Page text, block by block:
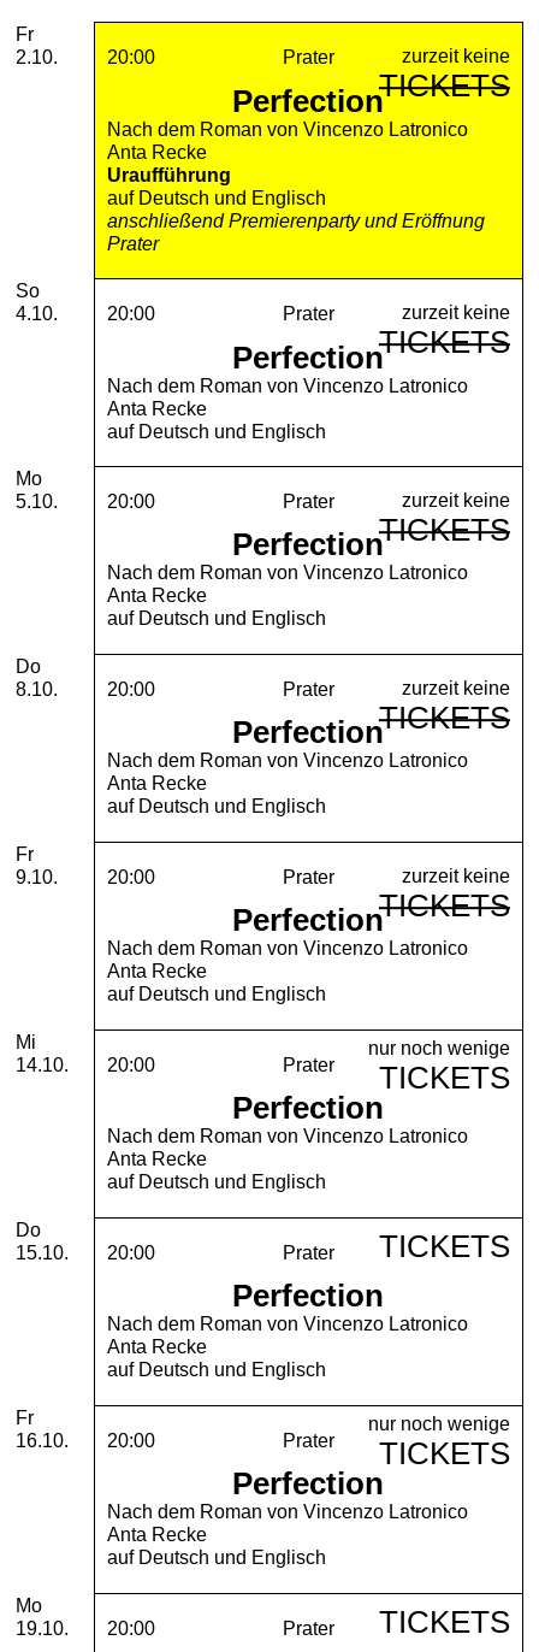
Aufführungen
2026
Oktober
Freitag, 02. Oktober 2026
Fr
2.10.
20:00 Prater
Perfection
Nach dem Roman von Vincenzo Latronico
Anta Recke
Uraufführung
auf Deutsch und Englisch
anschließend Premierenparty und Eröffnung
Prater
zurzeit keine
TICKETS
Sonntag, 04. Oktober 2026
So
4.10.
20:00 Prater
Perfection
Nach dem Roman von Vincenzo Latronico
Anta Recke
auf Deutsch und Englisch
zurzeit keine
TICKETS
Montag, 05. Oktober 2026
Mo
5.10.
20:00 Prater
Perfection
Nach dem Roman von Vincenzo Latronico
Anta Recke
auf Deutsch und Englisch
zurzeit keine
TICKETS
Donnerstag, 08. Oktober 2026
Do
8.10.
20:00 Prater
Perfection
Nach dem Roman von Vincenzo Latronico
Anta Recke
auf Deutsch und Englisch
zurzeit keine
TICKETS
Freitag, 09. Oktober 2026
Fr
9.10.
20:00 Prater
Perfection
Nach dem Roman von Vincenzo Latronico
Anta Recke
auf Deutsch und Englisch
zurzeit keine
TICKETS
Mittwoch, 14. Oktober 2026
Mi
14.10.
20:00 Prater
Perfection
Nach dem Roman von Vincenzo Latronico
Anta Recke
auf Deutsch und Englisch
nur noch wenige
TICKETS
Donnerstag, 15. Oktober 2026
Do
15.10.
20:00 Prater
Perfection
Nach dem Roman von Vincenzo Latronico
Anta Recke
auf Deutsch und Englisch
TICKETS
Freitag, 16. Oktober 2026
Fr
16.10.
20:00 Prater
Perfection
Nach dem Roman von Vincenzo Latronico
Anta Recke
auf Deutsch und Englisch
nur noch wenige
TICKETS
Montag, 19. Oktober 2026
Mo
19.10.
20:00 Prater TICKETS